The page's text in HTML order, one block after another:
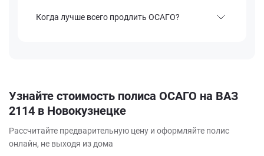
Когда лучше всего продлить ОСАГО?
Узнайте стоимость полиса ОСАГО на ВАЗ
2114 в Новокузнецке
Рассчитайте предварительную цену и оформляйте полис
онлайн, не выходя из дома